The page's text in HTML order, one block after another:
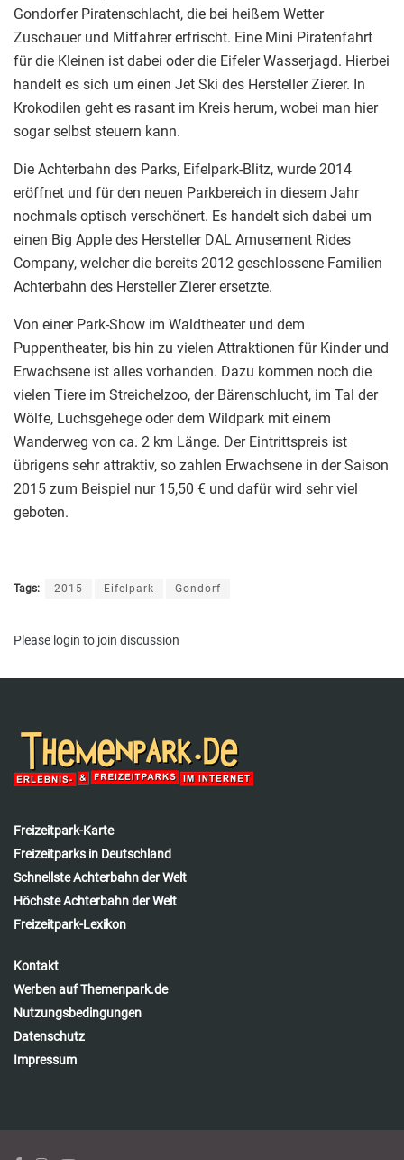
Gondorfer Piratenschlacht, die bei heißem Wetter
Zuschauer und Mitfahrer erfrischt. Eine Mini Piratenfahrt
für die Kleinen ist dabei oder die Eifeler Wasserjagd. Hierbei
handelt es sich um einen Jet Ski des Hersteller Zierer. In
Krokodilen geht es rasant im Kreis herum, wobei man hier
sogar selbst steuern kann.
Die Achterbahn des Parks, Eifelpark-Blitz, wurde 2014
eröffnet und für den neuen Parkbereich in diesem Jahr
nochmals optisch verschönert. Es handelt sich dabei um
einen Big Apple des Hersteller DAL Amusement Rides
Company, welcher die bereits 2012 geschlossene Familien
Achterbahn des Hersteller Zierer ersetzte.
Von einer Park-Show im Waldtheater und dem
Puppentheater, bis hin zu vielen Attraktionen für Kinder und
Erwachsene ist alles vorhanden. Dazu kommen noch die
vielen Tiere im Streichelzoo, der Bärenschlucht, im Tal der
Wölfe, Luchsgehege oder dem Wildpark mit einem
Wanderweg von ca. 2 km Länge. Der Eintrittspreis ist
übrigens sehr attraktiv, so zahlen Erwachsene in der Saison
2015 zum Beispiel nur 15,50 € und dafür wird sehr viel
geboten.
Tags: 2015 Eifelpark Gondorf
Please login to join discussion
Freizeitpark-Karte
Freizeitparks in Deutschland
Schnellste Achterbahn der Welt
Höchste Achterbahn der Welt
Freizeitpark-Lexikon
Kontakt
Werben auf Themenpark.de
Nutzungsbedingungen
Datenschutz
Impressum